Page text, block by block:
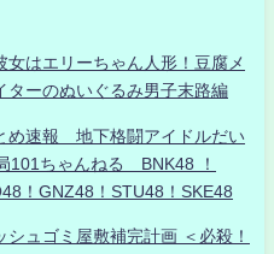
はエリーちゃん人形！豆腐メ
ターのぬいぐるみ男子末路編
め速報 地下格闘アイドルだい
101ちゃんねる BNK48 ！
！GNZ48！STU48！SKE48
ュゴミ屋敷補完計画 ＜必殺！